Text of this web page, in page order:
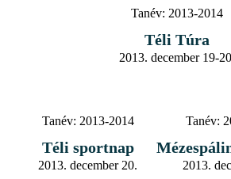
Tanév: 2013-2014
Téli Túra
2013. december 19-
Tanév: 2013-2014
Téli sportnap
2013. december 20.
Tanév:
2013.